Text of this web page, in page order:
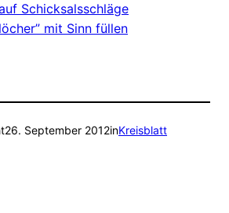
Schicksalsschläge
mit Sinn füllen
26. September 2012inKreisblatt